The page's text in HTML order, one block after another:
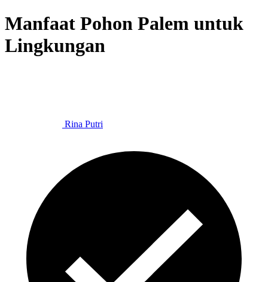
Manfaat Pohon Palem untuk
Lingkungan
Rina Putri